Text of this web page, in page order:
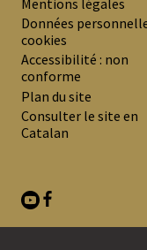
PREMIER
MENU
DE
BAS
DE
Données
cookies
Accessibilité : non
conforme
Plan du site
Consulter le site en
Catalan